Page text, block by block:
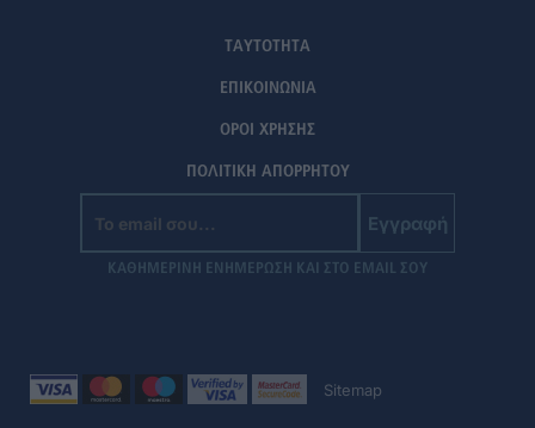
ΤΑΥΤΟΤΗΤΑ
ΕΠΙΚΟΙΝΩΝΙΑ
ΟΡΟΙ ΧΡΗΣΗΣ
ΠΟΛΙΤΙΚΗ ΑΠΟΡΡΗΤΟΥ
Εγγραφή
ΚΑΘΗΜΕΡΙΝΗ ΕΝΗΜΕΡΩΣΗ ΚΑΙ ΣΤΟ EMAIL ΣΟΥ
Sitemap